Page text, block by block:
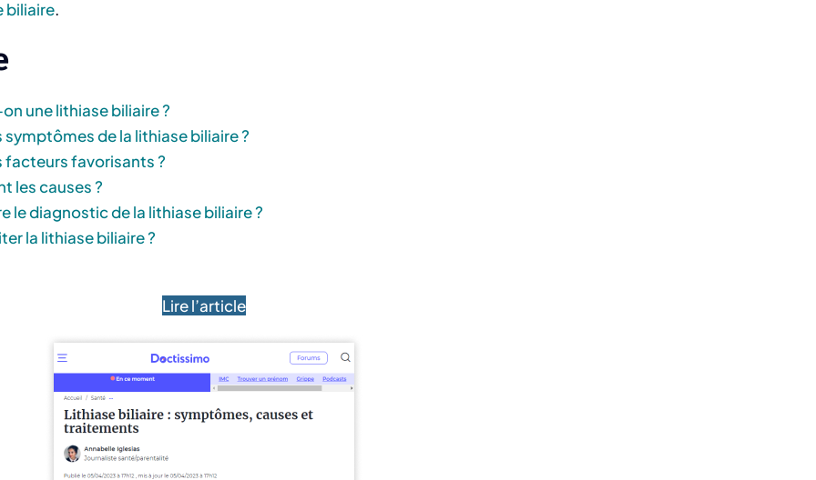
biliaire.
une lithiase biliaire ?
symptômes de la lithiase biliaire ?
facteurs favorisants ?
les causes ?
le diagnostic de la lithiase biliaire ?
la lithiase biliaire ?
Lire l’article